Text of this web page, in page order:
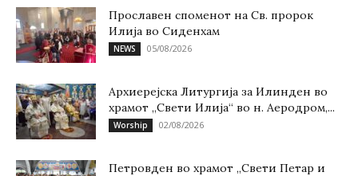
Прославен споменот на Св. пророк
Илија во Сиденхам
NEWS 05/08/2026
Архиерејска Литургија за Илинден во
храмот „Свети Илија“ во н. Аеродром,...
Worship 02/08/2026
Петровден во храмот „Свети Петар и